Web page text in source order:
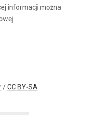
informacji można
/CC BY-SA